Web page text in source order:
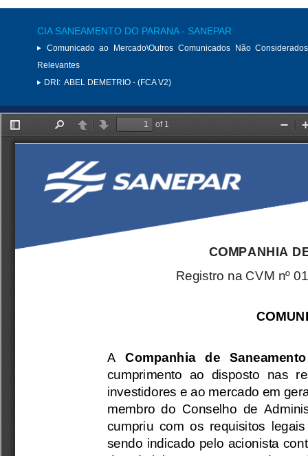
CIA SANEAMENTO DO PARANA - SANEPAR
Comunicado ao Mercado\Outros Comunicados Não
Relevantes
DRI: ABEL DEMETRIO - (FCA V2)